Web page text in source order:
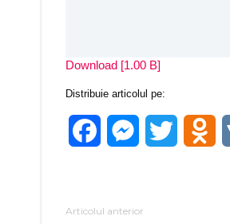
Download [1.00 B]
Distribuie articolul pe:
FacebookMessenger
Twitter
Articolul anterior